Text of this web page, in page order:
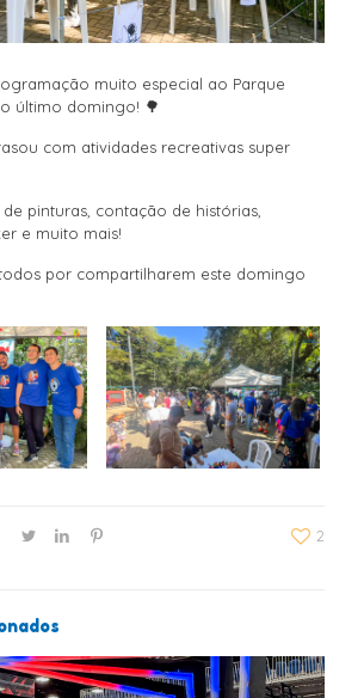
muito especial ao Parque
último domingo! 🌳
com atividades recreativas super
pinturas, contação de histórias,
e muito mais!
por compartilharem este domingo
2